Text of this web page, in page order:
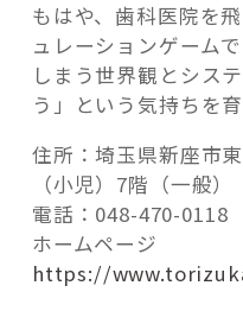
もはや、歯科医院を
ュレーションゲーム
しまう世界観とシス
う」という気持ちを
住所：埼玉県新座市
（小児）7階（一般）
電話：048-470-0118
ホームページ
https://